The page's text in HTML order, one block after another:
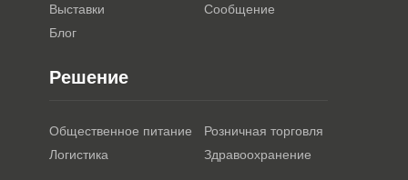
Выставки
Сообщение
Блог
Решение
Общественное питание
Розничная торговля
Логистика
Здравоохранение